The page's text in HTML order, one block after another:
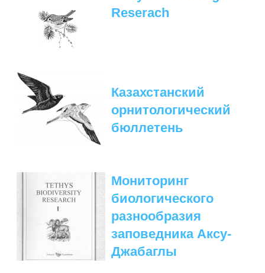
ОБОСНОВАНИЙ
ОРГАНИЗАЦИЯ ТРЕНИНГОВ И
СЕМИНАРОВ, ПОЛЕВЫХ ЭКСКУРСИЙ
СОВМЕСТНО С НАУЧНЫМ
ОБЩЕСТВОМ ТЕТИС
СЕЛЕВИНИЯ
Reserach
Казахстанский
орнитологический
бюллетень
Мониторинг
биологического
разнообразия
заповедника Аксу-
Джабаглы